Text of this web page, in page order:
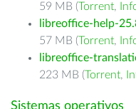
59 MB (Torrent,
libreoffice-help-
57 MB (Torrent,
libreoffice-
223 MB (Torrent,
Sistemas operativos